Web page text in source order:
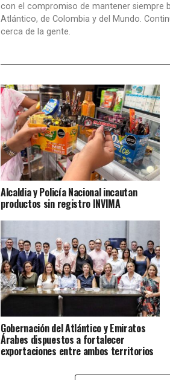
con el compromiso de mantener siempre
Atlántico, de Colombia y del Mundo.
cerca de la gente.
Alcaldia y Policía Nacional incautan
productos sin registro INVIMA
Gobernación del Atlántico y Emiratos
Árabes dispuestos a fortalecer
exportaciones entre ambos territorios